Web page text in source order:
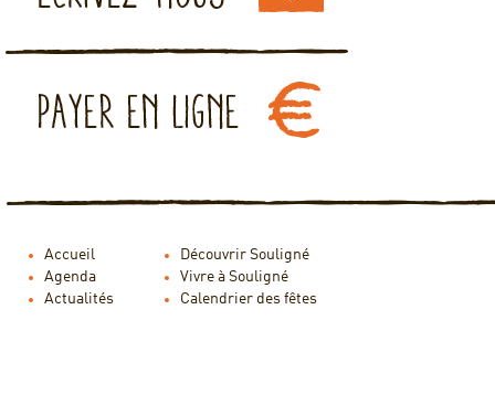
Accueil
Agenda
Actualités
Découvrir Souligné
Vivre à Souligné
Calendrier des fêtes